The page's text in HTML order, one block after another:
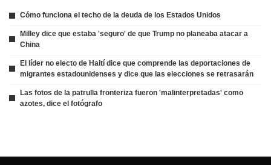
Cómo funciona el techo de la deuda de los Estados Unidos
Milley dice que estaba 'seguro' de que Trump no planeaba atacar a
China
El líder no electo de Haití dice que comprende las deportaciones de
migrantes estadounidenses y dice que las elecciones se retrasarán
Las fotos de la patrulla fronteriza fueron 'malinterpretadas' como
azotes, dice el fotógrafo